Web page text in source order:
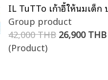
IL TuTTo เก้าอี้ให้นมเด็
Group product
42,000 THB 26,900 THB
(Product)